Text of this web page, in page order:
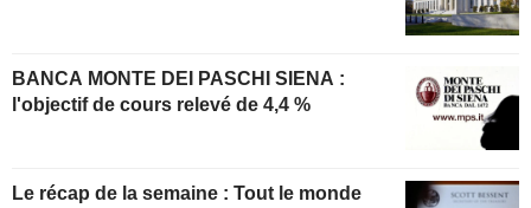
BANCA MONTE DEI PASCHI SIENA :
l'objectif de cours relevé de 4,4 %
Le récap de la semaine : Tout le monde